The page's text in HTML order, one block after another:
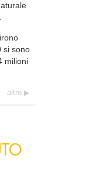
si sono
milioni
altro